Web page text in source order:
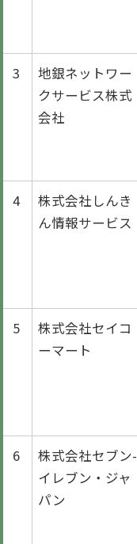
3
地銀ネットワー
クサービス株式
会社
4
株式会社しんき
ん情報サービス
5
株式会社セイコ
ーマート
6
株式会社セブン-
イレブン・ジャ
パン